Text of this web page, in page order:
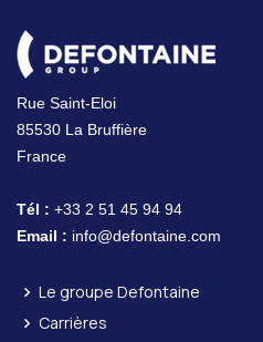
Rue Saint-Eloi
85530 La Bruffière
France
Tél : +33 2 51 45 94 94
Email : info@defontaine.com
Le groupe Defontaine
Carrières